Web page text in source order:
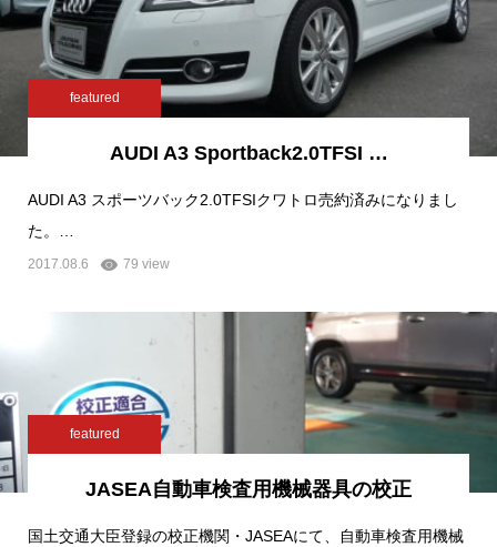
featured
AUDI A3 Sportback2.0TFSI …
AUDI A3 スポーツバック2.0TFSIクワトロ売約済みになりまし
た。…
2017.08.6 79 view
featured
JASEA自動車検査用機械器具の校正
国土交通大臣登録の校正機関・JASEAにて、自動車検査用機械